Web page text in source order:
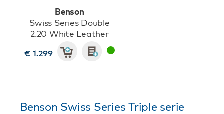
Benson
Swiss Series Double
2.20 White Leather
€ 1.299
Benson Swiss Series Triple serie